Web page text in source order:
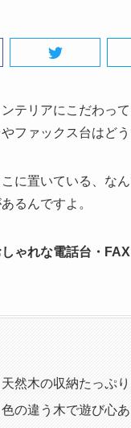
テリアにこだわっ
ファックス台はどう
に置いている、な
るんですよ。
ゃれな電話台・
天然木の収納たっぷ
色の違う木で遊び心